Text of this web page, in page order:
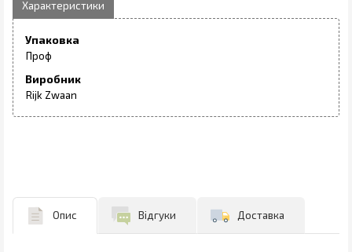
Упаковка
Проф
Виробник
Rijk Zwaan
Опис Відгуки Доставка